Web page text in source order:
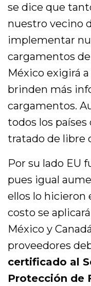
se dice que
nuestro vecino
implementar
cargamentos
México exigirá
brinden más
cargamentos.
todos los
tratado de libre
Por su lado EU
pues igual
ellos lo hicieron
costo se
México y
proveedores
certificado al
Protección de